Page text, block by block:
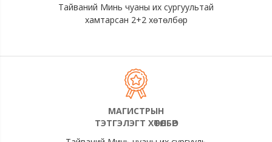
Тайваний Минь чуаны их сургуультай
хамтарсан 2+2 хөтөлбөр
МАГИСТРЫН
ТЭТГЭЛЭГТ ХӨТӨЛБӨР